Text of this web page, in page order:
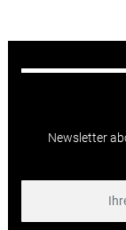
Newsletter